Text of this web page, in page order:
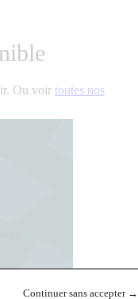
Continuer sans accepter →
Ou voir toutes nos